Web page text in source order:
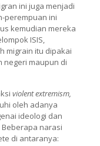
ini juga menjadi
perempuan ini
kemudian mereka
ISIS,
migrain itu dipakai
negeri maupun di
violent extremism,
oleh adanya
ideologi dan
narasi
di antaranya: